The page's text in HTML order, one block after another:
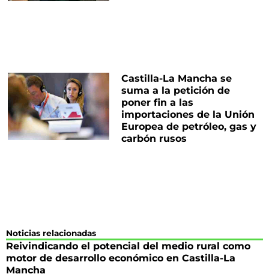
Castilla-La Mancha se
suma a la petición de
poner fin a las
importaciones de la Unión
Europea de petróleo, gas y
carbón rusos
Noticias relacionadas
Reivindicando el potencial del medio rural como
motor de desarrollo económico en Castilla-La
Mancha